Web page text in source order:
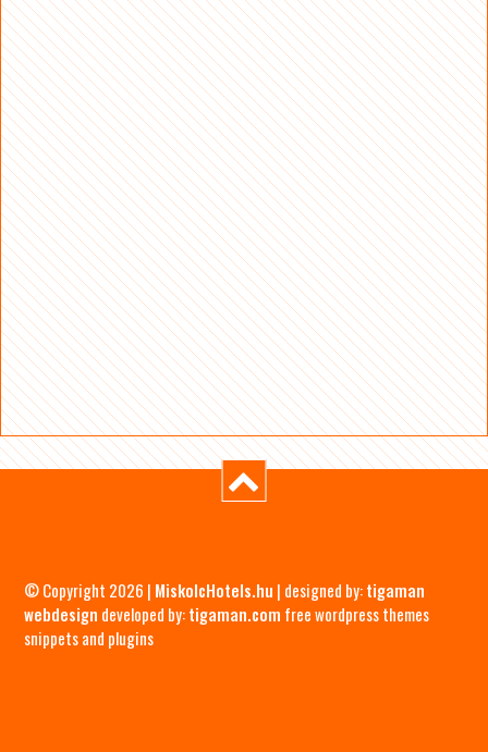
© Copyright 2026 | MiskolcHotels.hu | designed by:tigaman
webdesign developed by:tigaman.com free wordpress themes
snippets and plugins